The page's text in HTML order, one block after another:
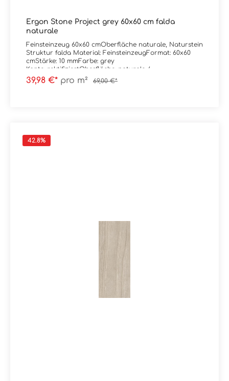
Ergon Stone Project grey 60x60 cm falda
naturale
Feinsteinzeug 60x60 cmOberfläche naturale, Naturstein
Struktur falda Material: FeinsteinzeugFormat: 60x60
cmStärke: 10 mmFarbe: grey
Kante: rektifiziertOberfläche: naturale /
mattAbrieb/Trittsicherheit: V/R10
Verpackungsdaten:Paketinhalt: 1,08 m²Paletteninhalt:
39,98 €* pro m² 69,00 €*
42.8%